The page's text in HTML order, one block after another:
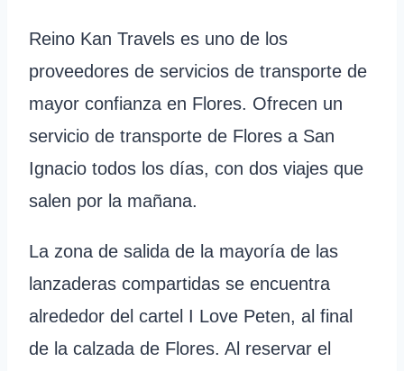
Reino Kan Travels es uno de los
proveedores de servicios de transporte de
mayor confianza en Flores. Ofrecen un
servicio de transporte de Flores a San
Ignacio todos los días, con dos viajes que
salen por la mañana.
La zona de salida de la mayoría de las
lanzaderas compartidas se encuentra
alrededor del cartel I Love Peten, al final
de la calzada de Flores. Al reservar el